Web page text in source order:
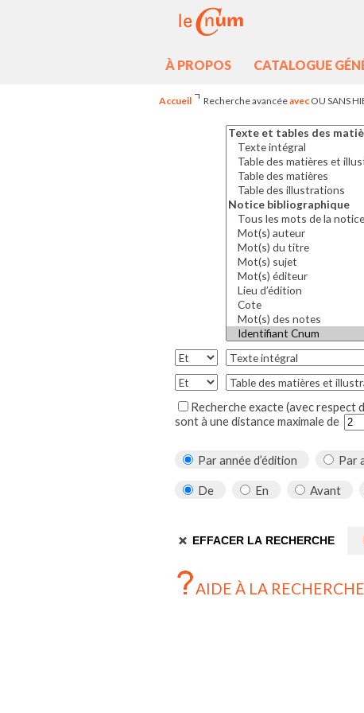
À PROPOS CATALOGUE
Accueil Recherche avancéeavec OU SANS
Recherche exacte (avec respect
sont à une distance maximale de
Par année d’édition Par
De En Avant
AIDE À LA RECHERCHE